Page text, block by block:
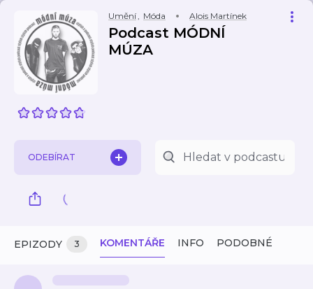
Umění, Móda Alois Martínek
Podcast MÓDNÍ
MÚZA
ODEBÍRAT
EPIZODY 3 KOMENTÁŘE INFO PODOBNÉ